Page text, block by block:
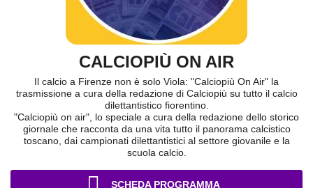
CALCIOPIÙ ON AIR
Il calcio a Firenze non è solo Viola: "Calciopiù On Air" la
trasmissione a cura della redazione di Calciopiù su tutto il calcio
dilettantistico fiorentino.
"Calciopiù on air", lo speciale a cura della redazione dello storico
giornale che racconta da una vita tutto il panorama calcistico
toscano, dai campionati dilettantistici al settore giovanile e la
scuola calcio.
SCHEDA PROGRAMMA